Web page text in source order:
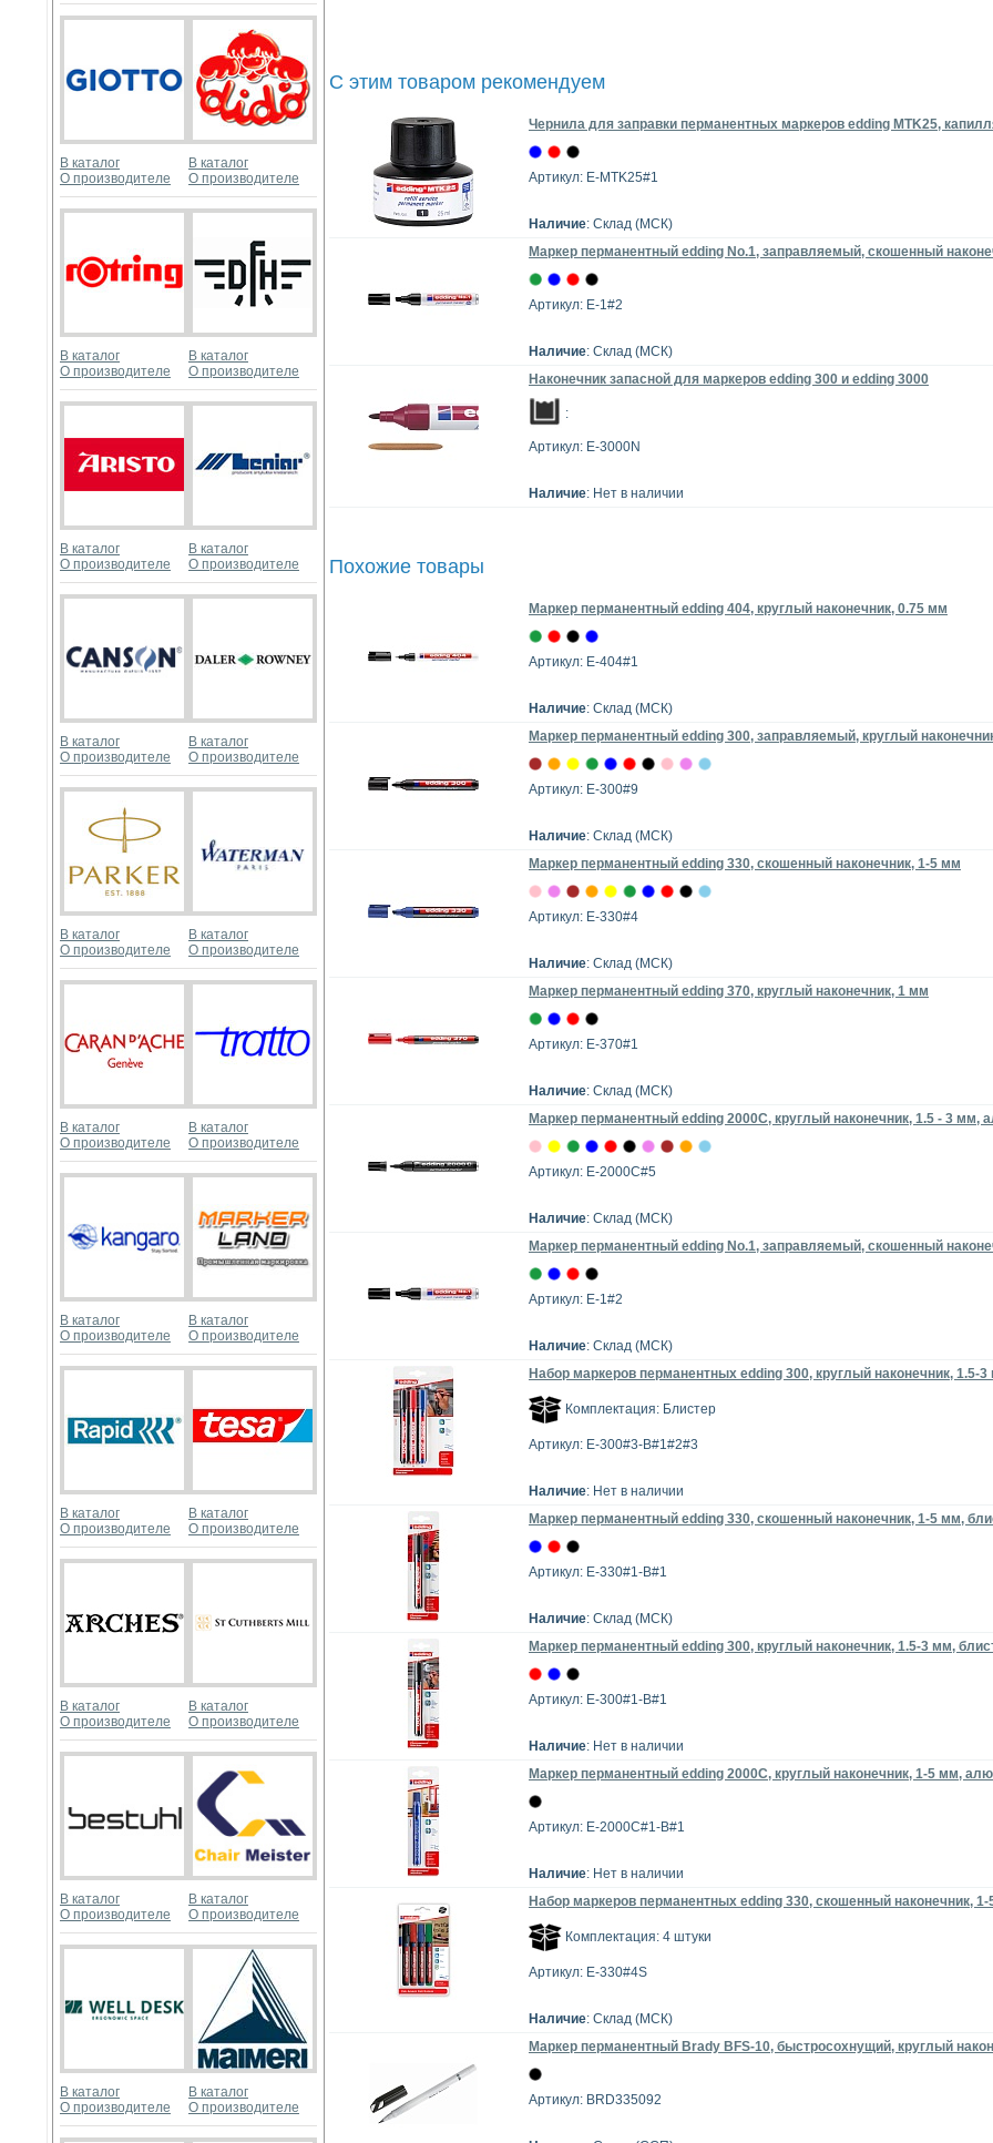
В каталог
О производителе
В каталог
О производителе
В каталог
О производителе
В каталог
О производителе
В каталог
О производителе
В каталог
О производителе
В каталог
О производителе
В каталог
О производителе
В каталог
О производителе
В каталог
О производителе
В каталог
О производителе
В каталог
О производителе
В каталог
О производителе
В каталог
О производителе
В каталог
О производителе
В каталог
О производителе
В каталог
О производителе
В каталог
О производителе
В каталог
О производителе
В каталог
О производителе
В каталог
О производителе
В каталог
О производителе
С этим товаром рекомендуем
Чернила для заправки перманентных маркеров edding MTK25,
Артикул: E-MTK25#1
Наличие: Склад (МСК)
Маркер перманентный edding No.1, заправляемый, скошенный
Артикул: E-1#2
Наличие: Склад (МСК)
Наконечник запасной для маркеров edding 300 и edding 3000
:
Артикул: E-3000N
Наличие: Нет в наличии
Похожие товары
Маркер перманентный edding 404, круглый наконечник, 0.75 мм
Артикул: E-404#1
Наличие: Склад (МСК)
Маркер перманентный edding 300, заправляемый, круглый
Артикул: E-300#9
Наличие: Склад (МСК)
Маркер перманентный edding 330, скошенный наконечник, 1-5 мм
Артикул: E-330#4
Наличие: Склад (МСК)
Маркер перманентный edding 370, круглый наконечник, 1 мм
Артикул: E-370#1
Наличие: Склад (МСК)
Маркер перманентный edding 2000C, круглый наконечник, 1.5 - 3 мм,
Артикул: E-2000C#5
Наличие: Склад (МСК)
Маркер перманентный edding No.1, заправляемый, скошенный
Артикул: E-1#2
Наличие: Склад (МСК)
Набор маркеров перманентных edding 300, круглый наконечник, 1.5-3
Комплектация: Блистер
Артикул: E-300#3-B#1#2#3
Наличие: Нет в наличии
Маркер перманентный edding 330, скошенный наконечник, 1-5 мм,
Артикул: E-330#1-B#1
Наличие: Склад (МСК)
Маркер перманентный edding 300, круглый наконечник, 1.5-3 мм,
Артикул: E-300#1-B#1
Наличие: Нет в наличии
Маркер перманентный edding 2000C, круглый наконечник, 1-5 мм,
Артикул: E-2000C#1-B#1
Наличие: Нет в наличии
Набор маркеров перманентных edding 330, скошенный наконечник,
Комплектация: 4 штуки
Артикул: E-330#4S
Наличие: Склад (МСК)
Маркер перманентный Brady BFS-10, быстросохнущий, круглый
Артикул: BRD335092